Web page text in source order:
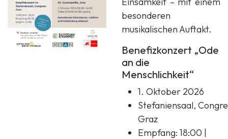
besonderen
musikalischen Auftakt.
Benefizkonzert „Ode
an die
Menschlichkeit“
1. Oktober 2026
Stefaniensaal,
Graz
Empfang: 18:00 |